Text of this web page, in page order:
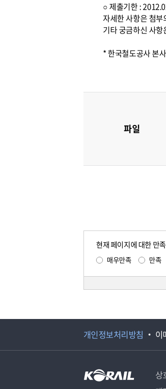
○ 제출기한 :
자세한 사항은 첨
기타 궁금하신 사
* 한국철도공사 본
파일
현재 페이지에 대한 만
매우만족 만족
개인정보처리방침 이
상